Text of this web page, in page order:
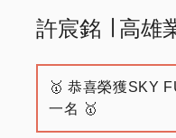
許宸銘 ∣ 高雄
🥇 恭喜榮獲SKY
一名 🥇